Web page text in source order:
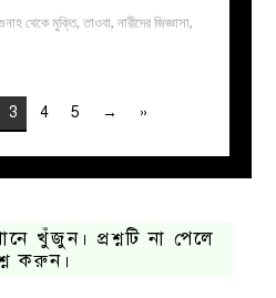
থেকে মুক্তি, তাওবা, নারীদের জিজ্ঞাসা,
3 4 5 → »
খুঁজুন। প্রশ্নটি না পেলে
করুন।